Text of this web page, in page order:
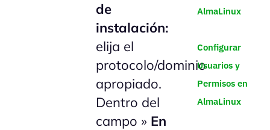
de
instalación:
elija el
protocolo/dominio
apropiado.
Dentro del
campo » En
AlmaLinux
Configurar
Usuarios y
Permisos en
AlmaLinux